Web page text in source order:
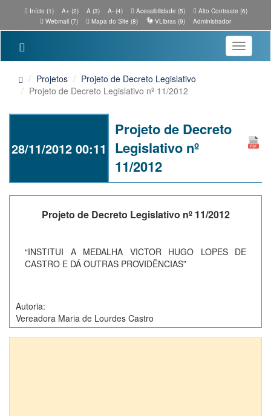
Início (1) A+ (2) A (3) A- (4) Acessibilidade (5)
Alto Contraste (6)
Webmail (7)
Mapa do Site (8) VLibras (9) Administrador
Toggle
Projetos
Projeto de Decreto Legislativo
Projeto de Decreto Legislativo nº 11/2012
28/11/2012 00:11
Projeto de Decreto
Legislativo nº
11/2012
Projeto de Decreto Legislativo nº 11/2012
“INSTITUI A MEDALHA VICTOR HUGO LOPES DE
CASTRO E DÁ OUTRAS PROVIDÊNCIAS”
Autoria:
Vereadora Maria de Lourdes Castro